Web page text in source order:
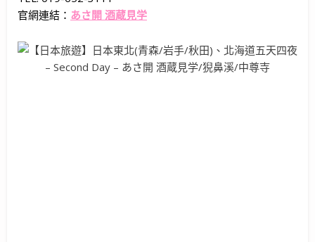
官網連結： あさ開 酒蔵見学